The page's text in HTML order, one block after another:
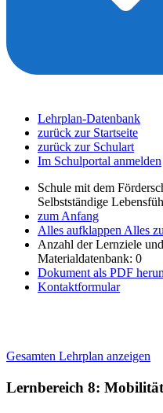
Lehrplan-Datenbank
zurück zur Startseite
zurück zur Schulart
Im Schulportal anmelden
Schule mit dem
Selbstständige
zum Anfang
Alles aufklappen Alles
Anzahl der Lernziele
Materialdatenbank: 0
Dokument als PDF
Kontaktformular
Gesamten Lehrplan anzeigen
Lernbereich 8: Mobilität